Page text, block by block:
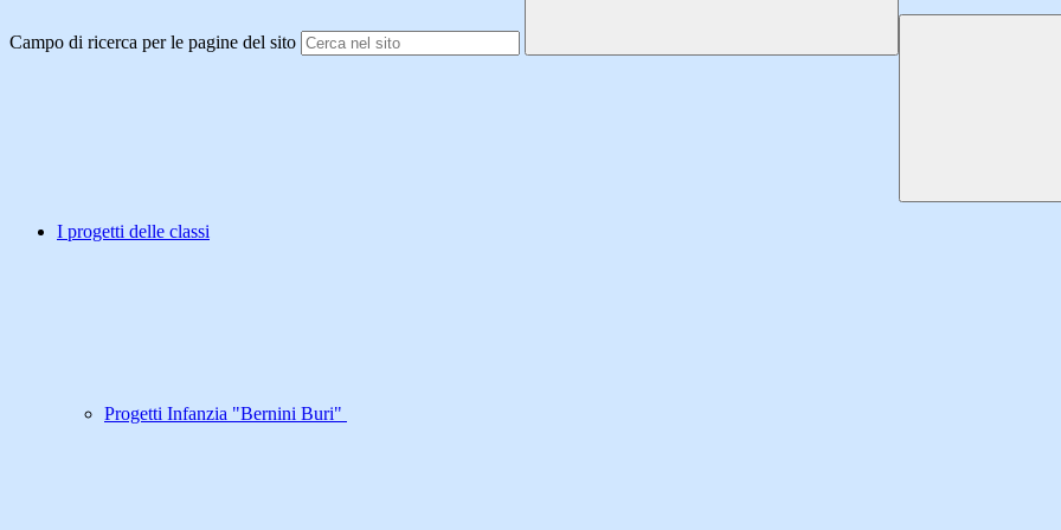
Campo di ricerca per le pagine del sito
I progetti delle classi
Progetti Infanzia "Bernini Buri"